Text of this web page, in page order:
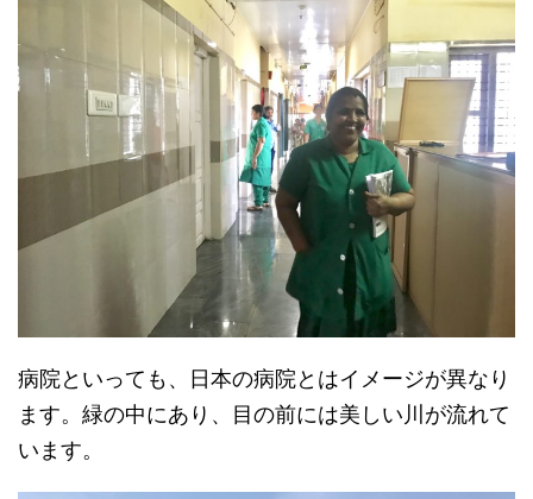
病院といっても、日本の病院とはイメージが異なり
ます。緑の中にあり、目の前には美しい川が流れて
います。